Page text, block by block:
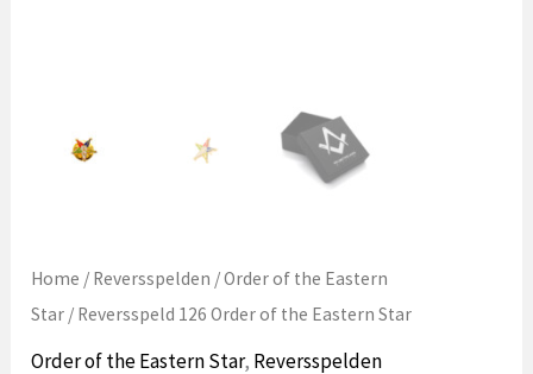
Home / Reversspelden /Order of the Eastern
Star / Reversspeld 126 Order of the Eastern Star
Order of the Eastern Star, Reversspelden